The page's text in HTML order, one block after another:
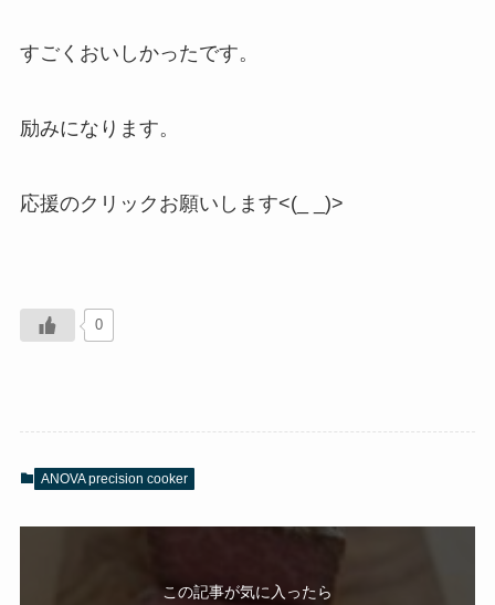
すごくおいしかったです。
励みになります。
応援のクリックお願いします<(_ _)>
0
ANOVA precision cooker
この記事が気に入ったら